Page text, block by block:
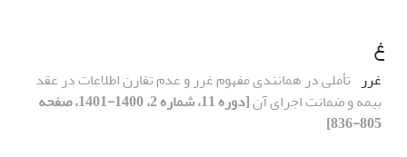
غ
غرر تأملی در همانندی مفهوم غرر و عدم تقارن اطلاعات در عقد
بیمه و ضمانت اجرای آن
[دوره 11، شماره 2، 1400-1401، صفحه
805-836]